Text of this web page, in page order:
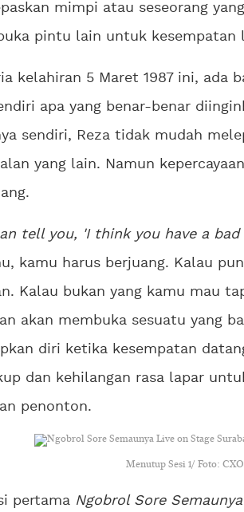
mimpi atau seseorang
pintu lain untuk kesempatan
kelahiran 5 Maret 1987 ini, ada
apa yang benar-benar
sendiri, Reza tidak mudah
yang lain. Namun
tell you, 'I think you have a bad
kamu harus berjuang. Kalau
Kalau bukan yang kamu mau
akan membuka sesuatu yang
diri ketika kesempatan
dan kehilangan rasa lapar
penonton.
Menutup Sesi 1/ Foto:
pertama Ngobrol Sore